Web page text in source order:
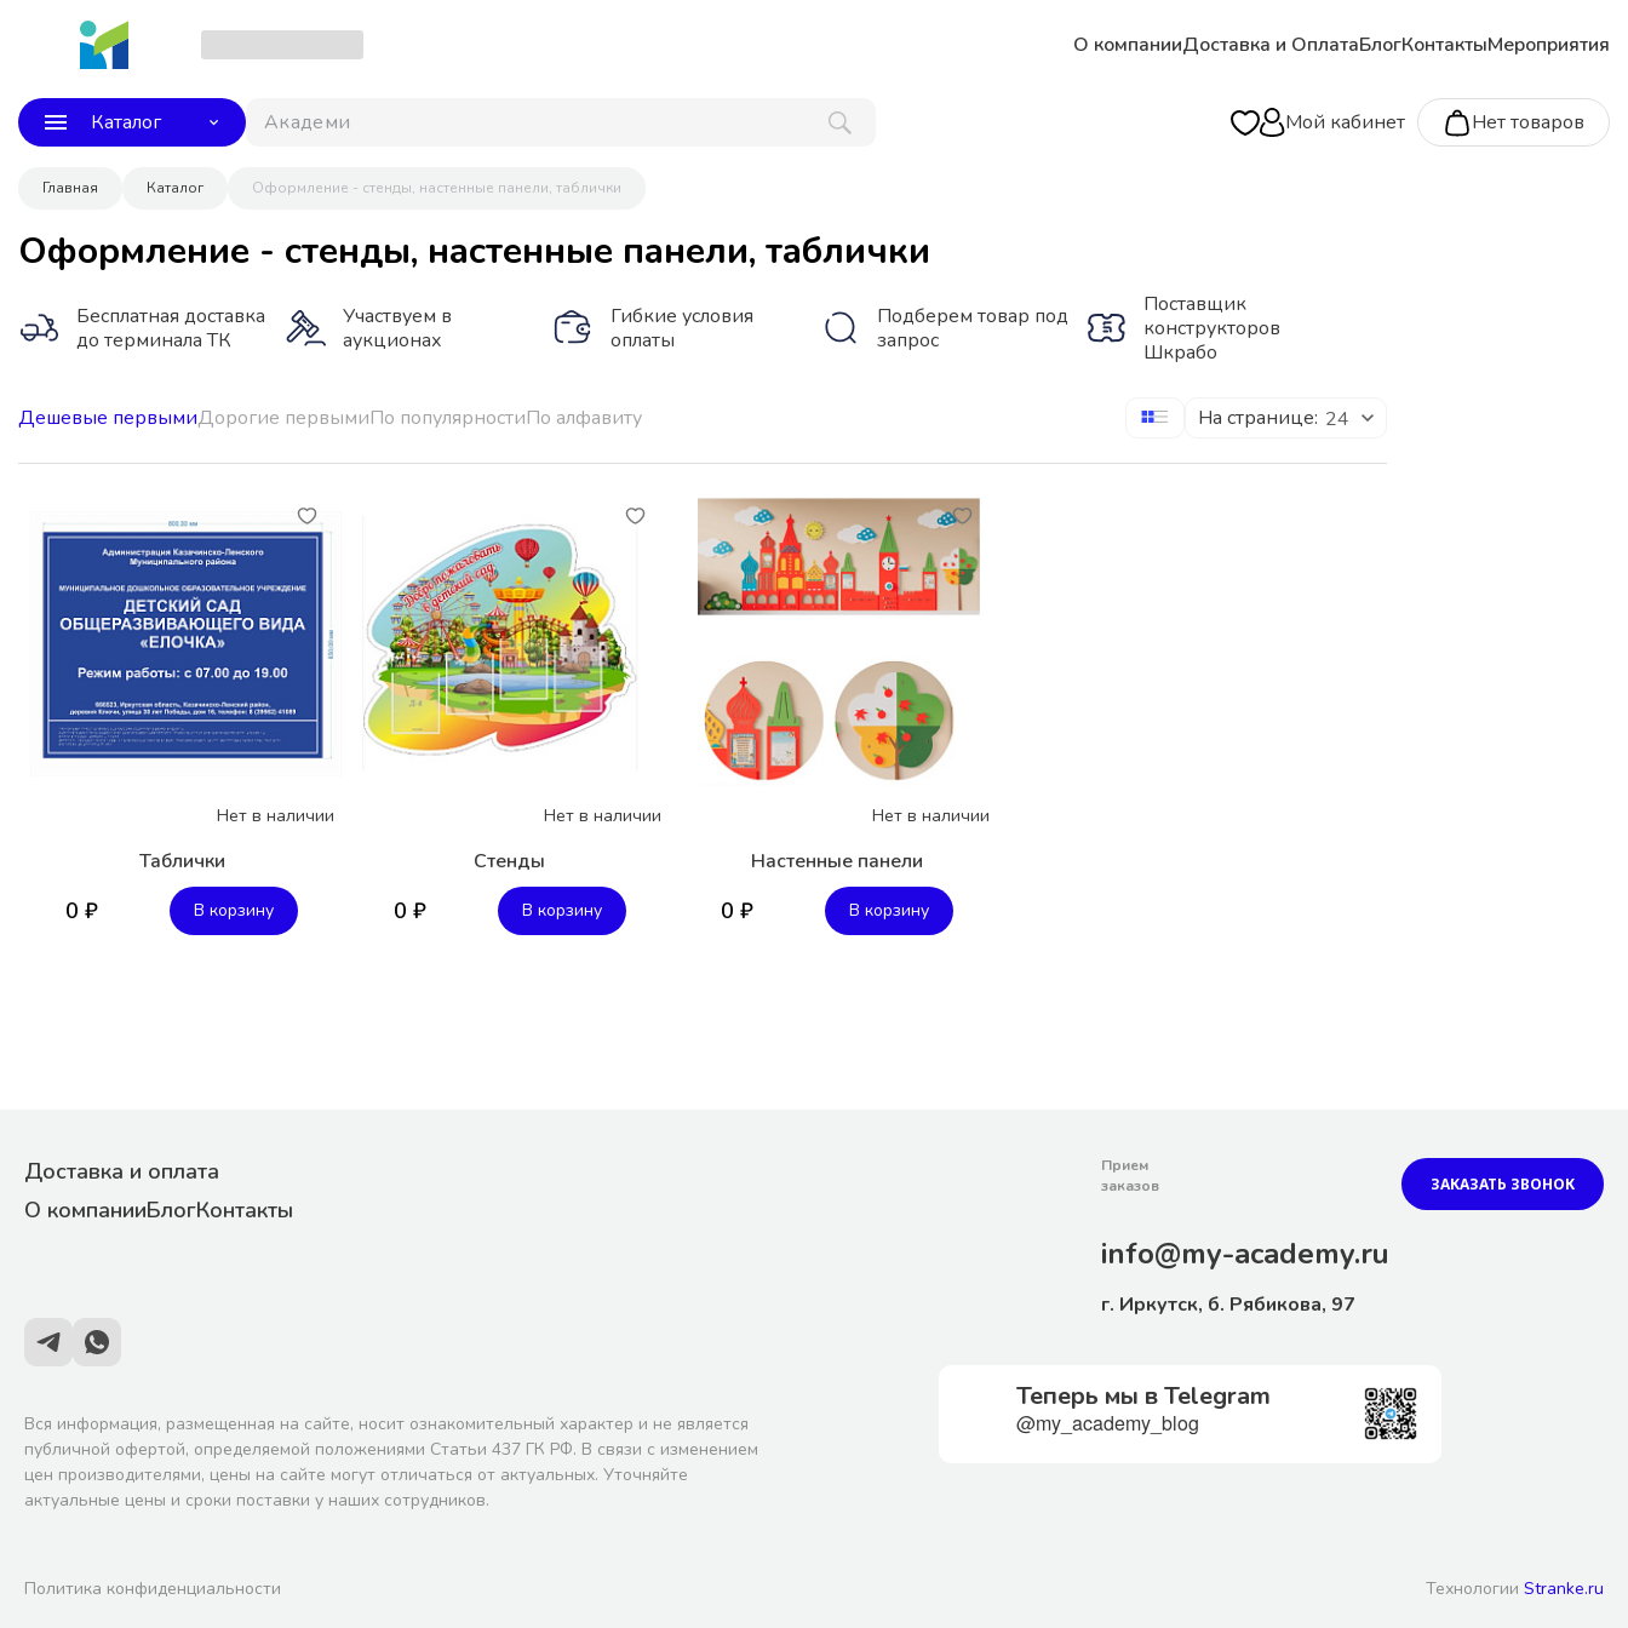
О компанииДоставка и ОплатаБлогКонтактыМероприятия
Каталог Академия Мой кабинет Нет товаров
Главная Каталог Оформление - стенды, настенные панели, таблички
Оформление - стенды, настенные панели, таблички
Бесплатная доставка
до терминала ТК
Участвуем в
аукционах
Гибкие условия
оплаты
Подберем товар под
запрос
Поставщик
конструкторов
Шкрабо
Дешевые первымиДорогие первымиПо популярностиПо алфавиту На странице: 24
Нет в наличии
Таблички
0 ₽ В корзину
Нет в наличии
Стенды
0 ₽ В корзину
Нет в наличии
Настенные панели
0 ₽ В корзину
Доставка и оплата
О компанииБлогКонтакты
Прием
заказов
ЗАКАЗАТЬ ЗВОНОК
info@my-academy.ru
г. Иркутск, б. Рябикова, 97
Вся информация, размещенная на сайте, носит ознакомительный характер и не является
публичной офертой, определяемой положениями Статьи 437 ГК РФ. В связи с изменением
цен производителями, цены на сайте могут отличаться от актуальных. Уточняйте
актуальные цены и сроки поставки у наших сотрудников.
Теперь мы в Telegram
@my_academy_blog
Политика конфиденциальности Технологии Stranke.ru